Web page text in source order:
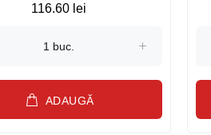
France 210g (26507)
116.60 lei
ADAUGĂ